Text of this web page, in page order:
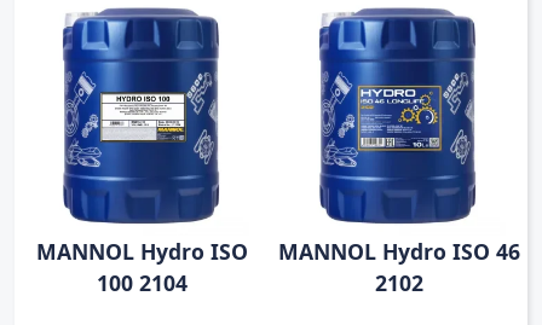
MANNOL Hydro ISO
100 2104
MANNOL Hydro ISO 46
2102